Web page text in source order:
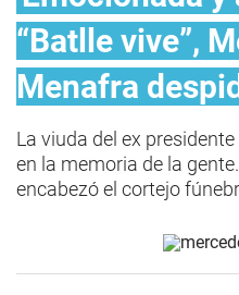
“Batlle vive”,
Menafra
La viuda del ex
en la memoria de la
encabezó el cortejo